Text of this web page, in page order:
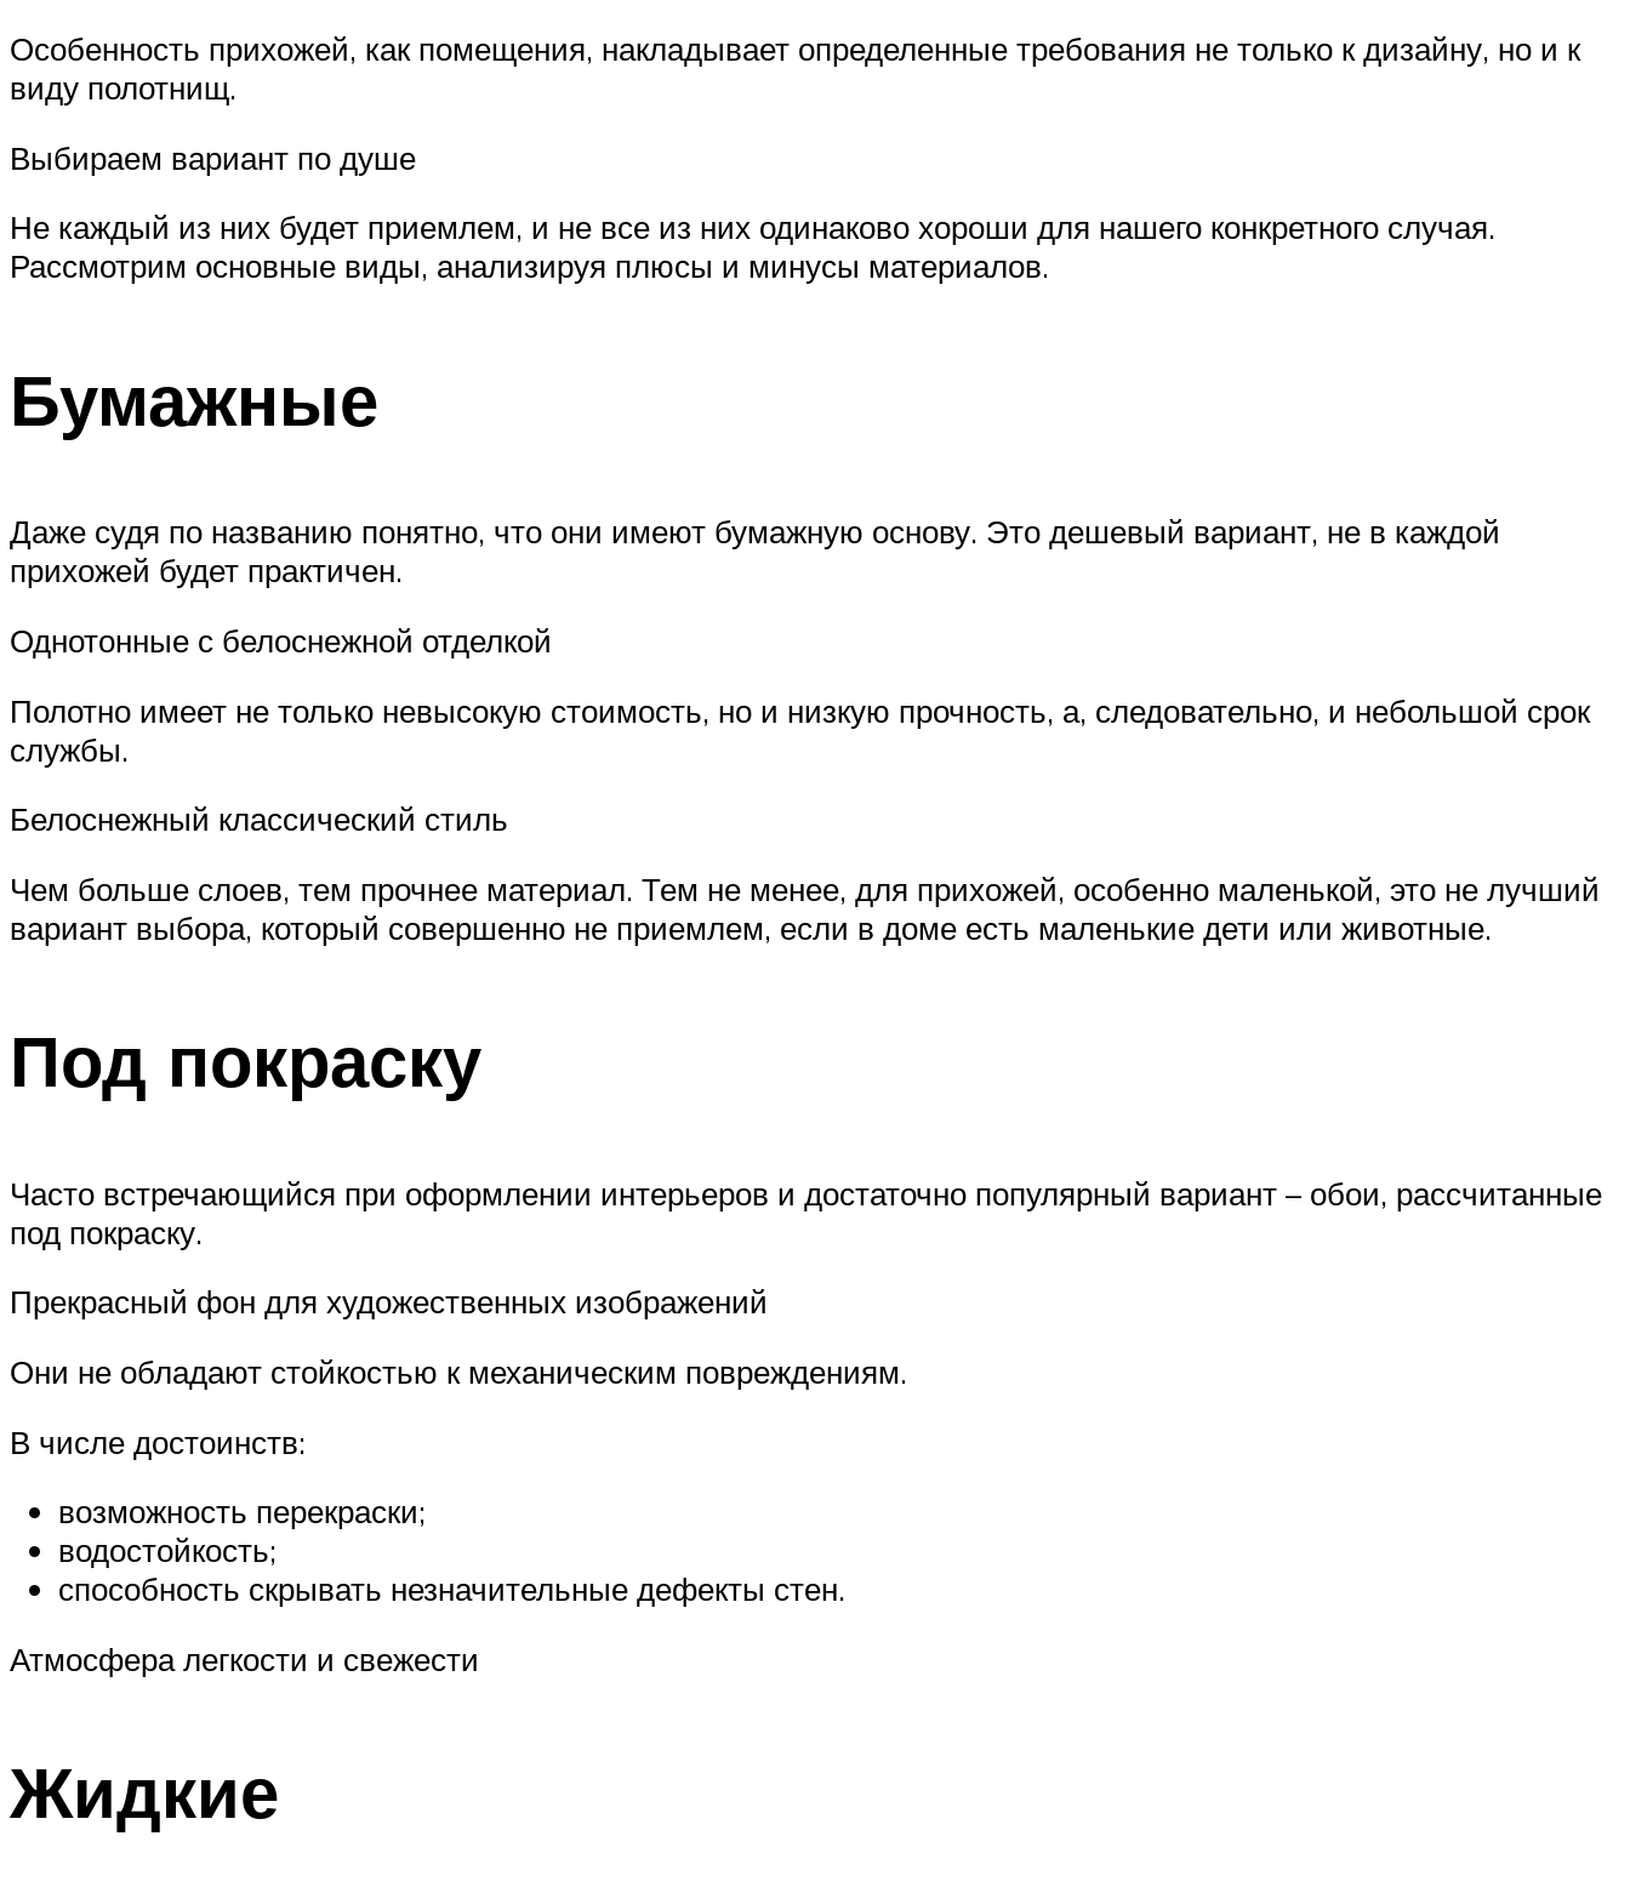
Особенность прихожей, как помещения, накладывает определенные требования не только к дизайну, но и к
виду полотнищ.
Выбираем вариант по душе
Не каждый из них будет приемлем, и не все из них одинаково хороши для нашего конкретного случая.
Рассмотрим основные виды, анализируя плюсы и минусы материалов.
Бумажные
Даже судя по названию понятно, что они имеют бумажную основу. Это дешевый вариант, не в каждой
прихожей будет практичен.
Однотонные с белоснежной отделкой
Полотно имеет не только невысокую стоимость, но и низкую прочность, а, следовательно, и небольшой срок
службы.
Белоснежный классический стиль
Чем больше слоев, тем прочнее материал. Тем не менее, для прихожей, особенно маленькой, это не лучший
вариант выбора, который совершенно не приемлем, если в доме есть маленькие дети или животные.
Под покраску
Часто встречающийся при оформлении интерьеров и достаточно популярный вариант – обои, рассчитанные
под покраску.
Прекрасный фон для художественных изображений
Они не обладают стойкостью к механическим повреждениям.
В числе достоинств:
возможность перекраски;
водостойкость;
способность скрывать незначительные дефекты стен.
Атмосфера легкости и свежести
Жидкие